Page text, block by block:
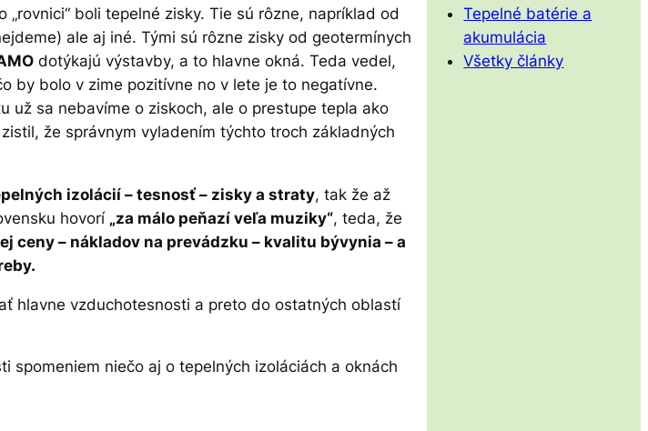
boli tepelné zisky. Tie sú rôzne, napríklad od
ale aj iné. Tými sú rôzne zisky od geotermínych
dotýkajú výstavby, a to hlavne okná. Teda vedel,
by bolo v zime pozitívne no v lete je to negatívne.
už sa nebavíme o ziskoch, ale o prestupe tepla ako
že správnym vyladením týchto troch základných
izolácií – tesnosť – zisky a straty, tak že až
hovorí „za málo peňazí veľa muziky“, teda, že
ceny – nákladov na prevádzku – kvalitu bývynia – a
hlavne vzduchotesnosti a preto do ostatných oblastí
spomeniem niečo aj o tepelných izoláciách a oknách
Tepelné batérie a
akumulácia
Všetky články